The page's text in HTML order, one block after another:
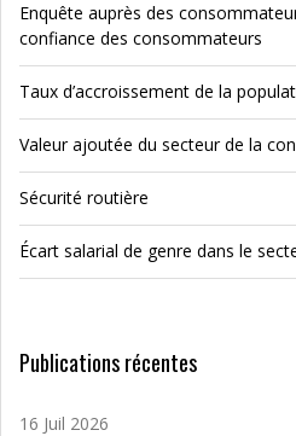
Enquête auprès des
confiance des consommateurs
Taux d’accroissement de la
Valeur ajoutée du secteur de la
Sécurité routière
Écart salarial de genre dans le
Publications récentes
16 Juil 2026